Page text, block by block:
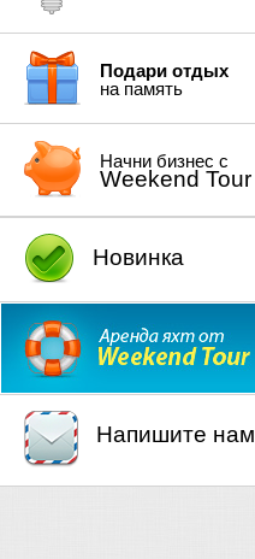
Подари отдых
на память
Начни бизнес с
Weekend Tour
Новинка
Напишите нам